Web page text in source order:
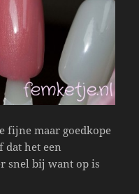
fijne maar goedkope
het een
snel bij want op is